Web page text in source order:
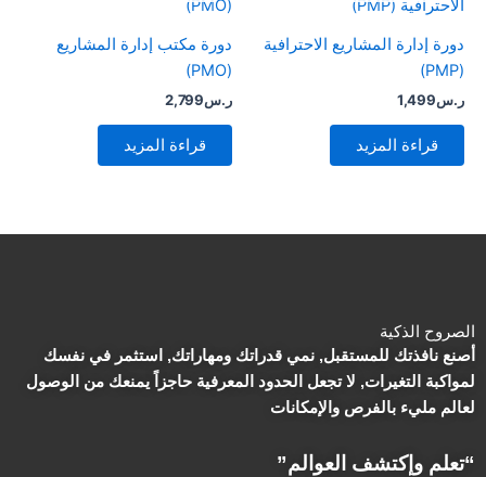
دورة إدارة المشاريع الاحترافية
(PMP)
ر.س1,499
قراءة المزيد
دورة مكتب إدارة المشاريع
(PMO)
ر.س2,799
قراءة المزيد
الصروح الذكية
أصنع نافذتك للمستقبل, نمي قدراتك ومهاراتك, استثمر في نفسك
لمواكبة التغيرات, لا تجعل الحدود المعرفية حاجزاً يمنعك من الوصول
لعالم مليء بالفرص والإمكانات
“تعلم وإكتشف العوالم”